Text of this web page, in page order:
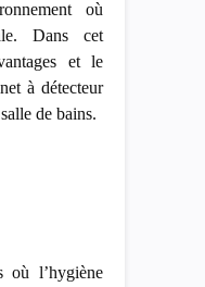
où
Dans cet
et le
à détecteur
de bains.
où l’hygiène